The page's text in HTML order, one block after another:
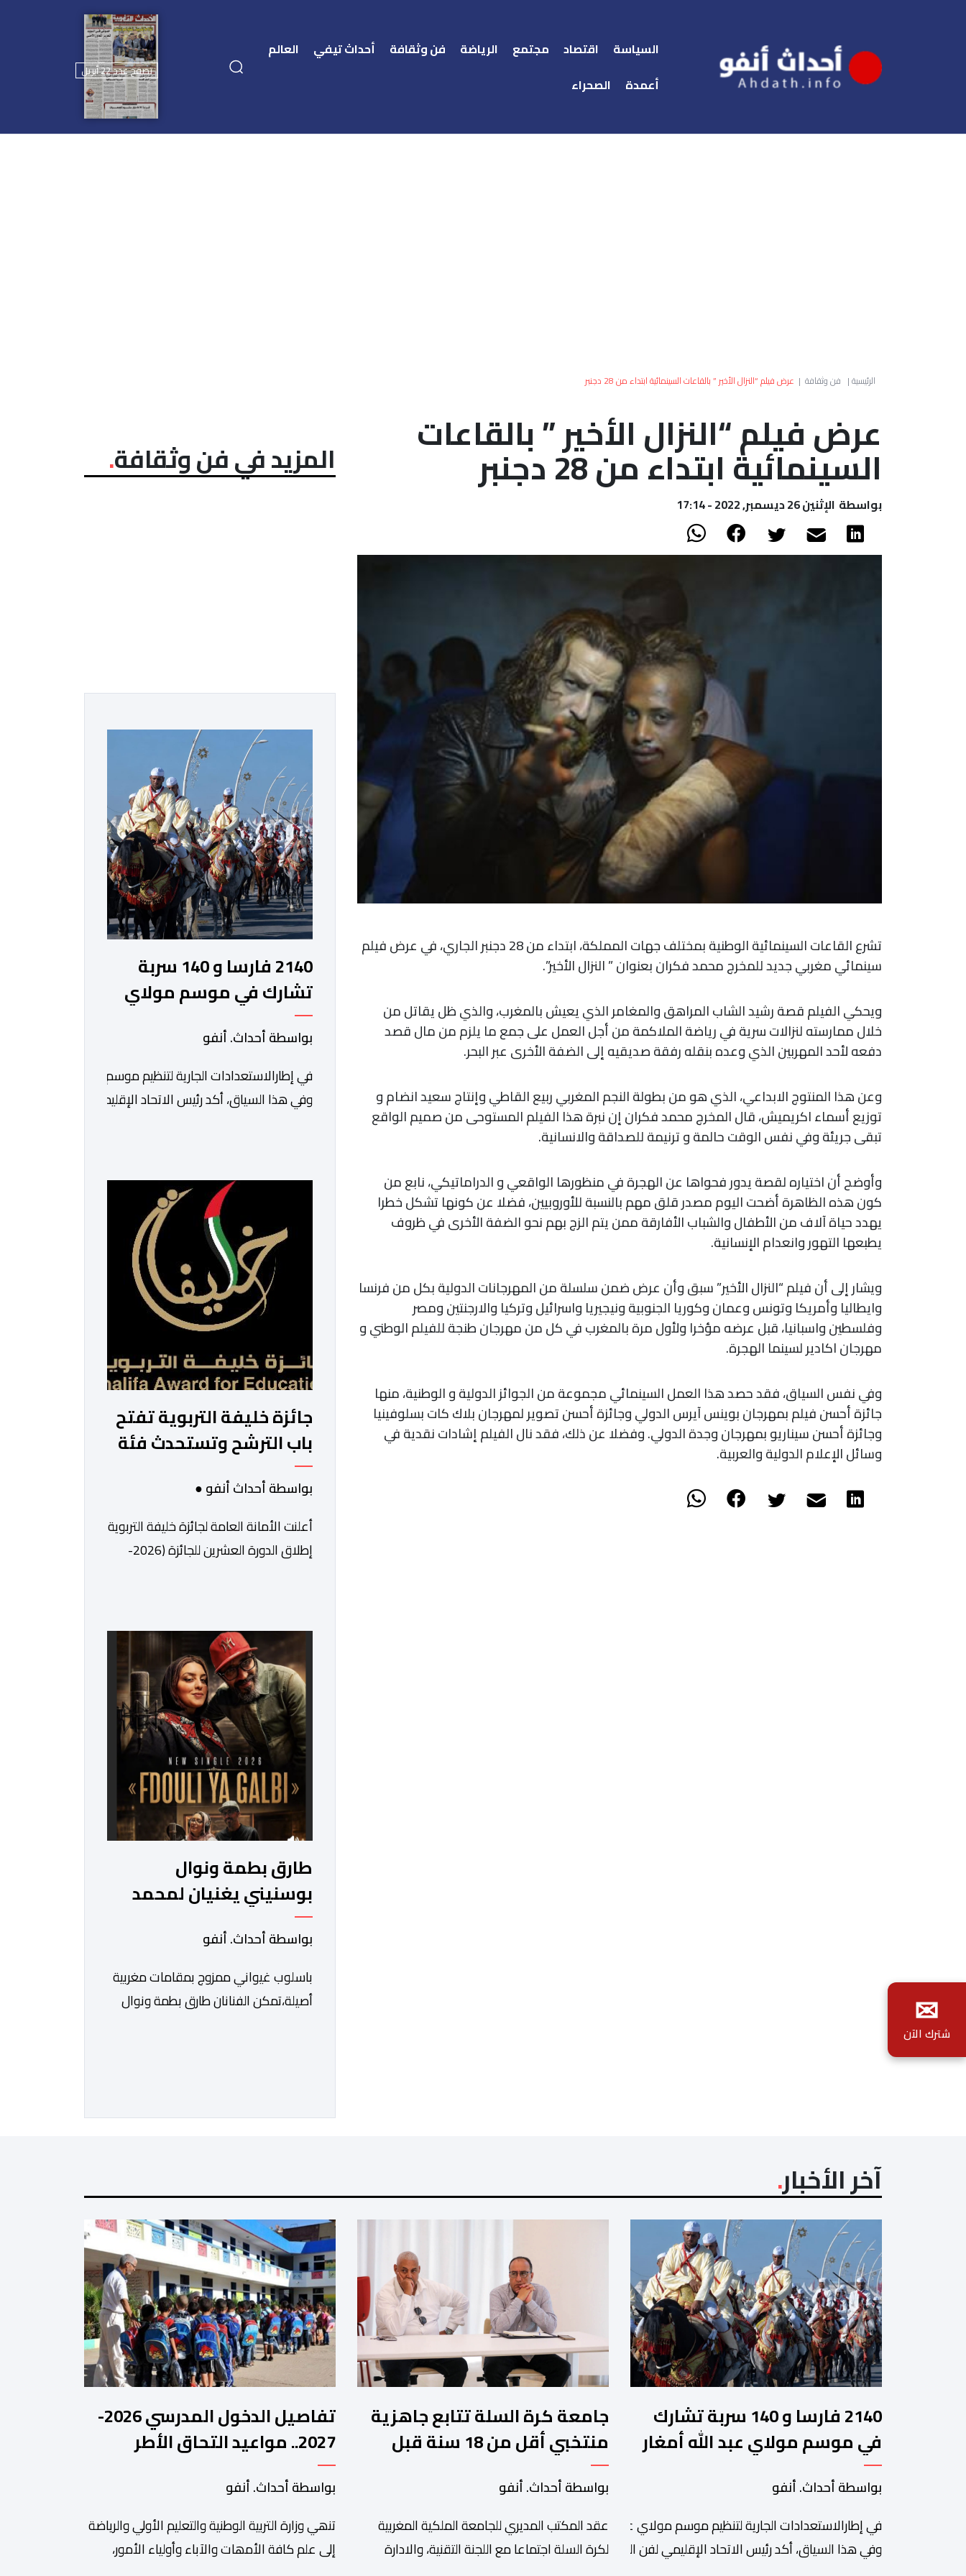
السياسة اقتصاد مجتمع الرياضة فن وثقافة أحداث تيفي
العالم
أعمدة
الصحراء
تصفح عدد 22 أبريل
الرئيسية| فن وثقافة | عرض فيلم “النزال الأخير ” بالقاعات السينمائية ابتداء من 28 دجنبر
عرض فيلم “النزال الأخير ” بالقاعات
السينمائية ابتداء من 28 دجنبر
بواسطة الإثنين 26 ديسمبر, 2022 - 17:14
تشرع القاعات السينمائية الوطنية بمختلف جهات المملكة، ابتداء من 28 دجنبر الجاري، في عرض فيلم
سينمائي مغربي جديد للمخرج محمد فكران بعنوان ” النزال الأخير”.
ويحكي الفيلم قصة رشيد الشاب المراهق والمغامر الذي يعيش بالمغرب، والذي ظل يقاتل من
خلال ممارسته لنزالات سرية في رياضة الملاكمة من أجل العمل على جمع ما يلزم من مال قصد
دفعه لأحد المهربين الذي وعده بنقله رفقة صديقيه إلى الضفة الأخرى عبر البحر.
وعن هذا المنتوج الابداعي، الذي هو من بطولة النجم المغربي ربيع القاطي وإنتاج سعيد انضام و
توزيع أسماء اكريميش، قال المخرج محمد فكران إن نبرة هذا الفيلم المستوحى من صميم الواقع
تبقى جريئة وفي نفس الوقت حالمة و ترنيمة للصداقة والانسانية.
وأوضح أن اختياره لقصة يدور فحواها عن الهجرة في منظورها الواقعي و الدراماتيكي، نابع من
كون هذه الظاهرة أضحت اليوم مصدر قلق مهم بالنسبة للأوروبيين، فضلا عن كونها تشكل خطرا
يهدد حياة آلاف من الأطفال والشباب الأفارقة ممن يتم الزج بهم نحو الضفة الأخرى في ظروف
يطبعها التهور وانعدام الإنسانية.
ويشار إلى أن فيلم “النزال الأخير” سبق وأن عرض ضمن سلسلة من المهرجانات الدولية بكل من فرنسا
وايطاليا وأمريكا وتونس وعمان وكوريا الجنوبية ونيجيريا واسرائيل وتركيا والارجنتين ومصر
وفلسطين واسبانيا، قبل عرضه مؤخرا ولأول مرة بالمغرب في كل من مهرجان طنجة للفيلم الوطني و
مهرجان اكادير لسينما الهجرة.
وفي نفس السياق، فقد حصد هذا العمل السينمائي مجموعة من الجوائز الدولية و الوطنية، منها
جائزة أحسن فيلم بمهرجان بوينس آيرس الدولي وجائزة أحسن تصوير لمهرجان بلاك كات بسلوفينيا
وجائزة أحسن سيناريو بمهرجان وجدة الدولي. وفضلا عن ذلك، فقد نال الفيلم إشادات نقدية في
وسائل الإعلام الدولية والعربية.
المزيد في فن وثقافة
2140 فارسا و 140 سربة
تشارك في موسم مولاي
عبد الله أمغار
بواسطة أحداث. أنفو
في إطارالاستعدادات الجارية لتنظيم موسم مولاي عبد الله
وفي هذا السياق، أكد رئيس الاتحاد الإقليمي لفن التبوريدة،
وتبرز هذه الأرقام الحجم الكبير الذي باتت تعرفه
ومن المرتقب أن تعرف فعاليات الموسم إقبالا
جماهيريا
واسعا،في ظل الشغف الكبير الذي يحظى به فن التبوريدة،
جائزة خليفة التربوية تفتح
باب الترشح وتستحدث فئة
للابتكار والذكاء
الاصطناعي
بواسطة أحداث أنفو ●
أعلنت الأمانة العامة لجائزة خليفة التربوية
إطلاق الدورة العشرين للجائزة (2026-
تكتسب أهمية خاصة لتزامنها مع مرور
عشرين عاماً على انطلاق الجائزة، وتشهد
للمرة الأولى استحداث فئة “الابتكار
والذكاء الاصطناعي في التعليم”، إلى
جانب طرح 10 مجالات […]
طارق بطمة ونوال
بوسنيني يغنيان لمحمد
بطمة
بواسطة أحداث. أنفو
باسلوب غيواني ممزوج بمقامات مغربية
أصيلة،تمكن الفنانان طارق بطمة ونوال
بتوزيعها اسامة باهي،باسلوب سلس
طارق بطمة ونوال بوسنيني أن يعطيا روحا
فريدة لهذه الاغنية,بفضل أدا […]
آخر الأخبار
2140 فارسا و 140 سربة تشارك
في موسم مولاي عبد الله أمغار
بواسطة أحداث. أنفو
في إطارالاستعدادات الجارية لتنظيم موسم مولاي عبد الله أمغار،تواصلت عملية إحصاء السربات المشاركة في واحدة من أبرزالتظاهرات التراثية بالمغرب، والتي تستقطب سنويا
وفي هذا السياق، أكد رئيس الاتحاد الإقليمي لفن التبوريدة،
جامعة كرة السلة تتابع جاهزية
منتخبي أقل من 18 سنة قبل
كأس إفريقيا
بواسطة أحداث. أنفو
عقد المكتب المديري للجامعة الملكية المغربية
لكرة السلة اجتماعا مع اللجنة التقنية، والادارة
تفاصيل الدخول المدرسي 2026-
2027.. مواعيد التحاق الأطر
والتلاميذ بالمؤسسات التعليمية
بواسطة أحداث. أنفو
تنھي وزارة التربیة الوطنیة والتعلیم الأولي والریاضة
إلى علم كافة الأمھات والآباء وأولیاء الأمور،
✉
شترك الآن